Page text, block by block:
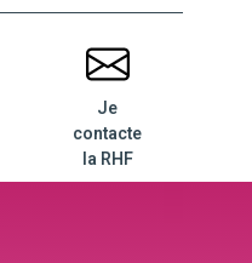
Je
contacte
la RHF